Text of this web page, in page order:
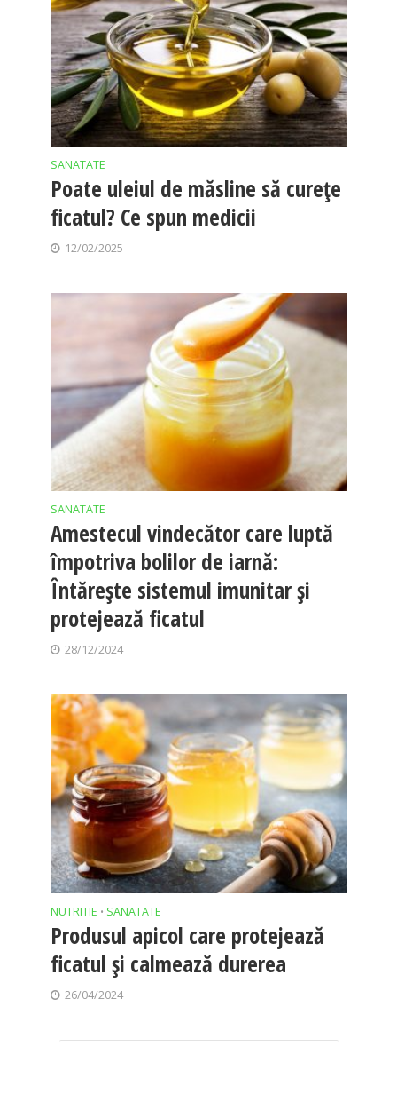
SANATATE
Poate uleiul de măsline să curețe
ficatul? Ce spun medicii
12/02/2025
SANATATE
Amestecul vindecător care luptă
împotriva bolilor de iarnă:
Întărește sistemul imunitar și
protejează ficatul
28/12/2024
NUTRITIE • SANATATE
Produsul apicol care protejează
ficatul și calmează durerea
26/04/2024